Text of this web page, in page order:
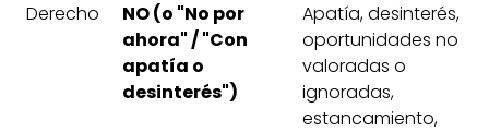
Derecho
NO (o "No por
ahora" / "Con
apatía o
desinterés")
Apatía, desinterés,
oportunidades no
valoradas o
ignoradas,
estancamiento,